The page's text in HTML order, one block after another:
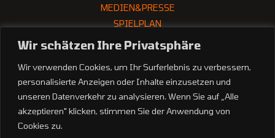
Wir schätzen Ihre Privatsphäre
Wir verwenden Cookies, um Ihr Surferlebnis zu verbessern,
personalisierte Anzeigen oder Inhalte einzusetzen und
unseren Datenverkehr zu analysieren. Wenn Sie auf „Alle
akzeptieren" klicken, stimmen Sie der Anwendung von
Cookies zu.
MEDIEN&PRESSE
SPIELPLAN
PARTNER
office(at)ecgraz-huskies.at